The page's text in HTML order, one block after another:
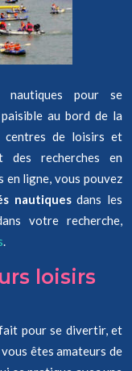
nautiques pour se
au bord de la
centres de loisirs et
des recherches en
en ligne, vous pouvez
nautiquesdans les
votre recherche,
.
loisirs
pour se divertir, et
êtes amateurs de